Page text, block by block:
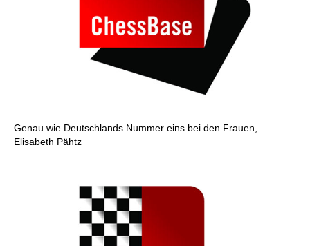
Genau wie Deutschlands Nummer eins bei den Frauen,
Elisabeth Pähtz